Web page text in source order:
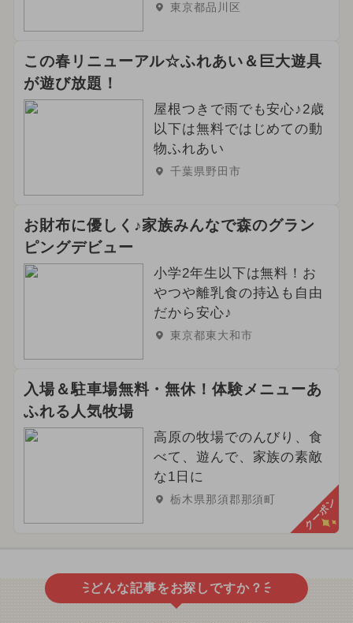
東京都品川区
この春リニューアル☆ふれあい＆巨大遊具
が遊び放題！
屋根つきで雨でも安心♪2歳
以下は無料ではじめての動
物ふれあい
千葉県野田市
お財布に優しく♪家族みんなで森のグラン
ピングデビュー
小学2年生以下は無料！お
やつや離乳食の持込も自由
だから安心♪
東京都東大和市
入場＆駐車場無料・無休！体験メニューあ
ふれる人気牧場
高原の牧場でのんびり、食
べて、遊んで、家族の素敵
な1日に
栃木県那須郡那須町 クーポン
どんな記事をお探しですか？